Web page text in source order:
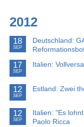
2012
18
SEP
Deutschland:
17
SEP
Italien:
12
SEP
Estland: Zwei
12
SEP
Italien: "Es
Paolo Ricca